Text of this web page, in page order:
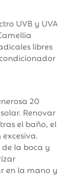
UVB y UVA
libres
20
Renovar
el baño, el
la boca y
en la mano y